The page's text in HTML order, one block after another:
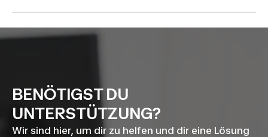
BENÖTIGST DU
UNTERSTÜTZUNG?
Wir sind hier, um dir zu helfen und dir eine Lösung